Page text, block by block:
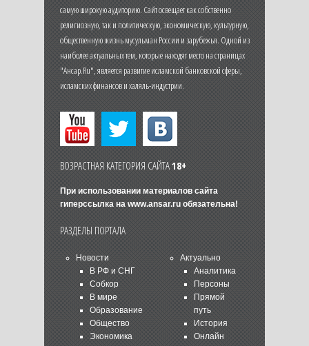
самую широкую аудиторию. Сайт освещает как собственно
религиозную, так и политическую, экономическую, культурную,
общественную жизнь мусульман России и зарубежья. Одной из
наиболее актуальных тем, которые находят место на страницах
"Ансар.Ru", является развитие исламской банковской сферы,
исламских финансов и халяль-индустрии.
ВОЗРАСТНАЯ КАТЕГОРИЯ САЙТА18+
При использовании материалов сайта
гиперссылка на www.ansar.ruобязательна!
РАЗДЕЛЫ ПОРТАЛА
Новости
В РФ и СНГ
Собкор
В мире
Образование
Общество
Экономика
Актуально
Аналитика
Персоны
Прямой
путь
История
Онлайн